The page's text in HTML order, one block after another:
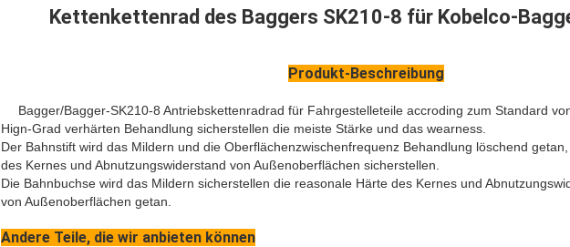
Kettenkettenrad des Baggers SK210-8 für Kobelco-
Produkt-Beschreibung
Bagger/Bagger-SK210-8 Antriebskettenradrad für Fahrgestelleteile accroding zum Standard
Hign-Grad verhärten Behandlung sicherstellen die meiste Stärke und das wearness.
Der Bahnstift wird das Mildern und die Oberflächenzwischenfrequenz Behandlung löschend
des Kernes und Abnutzungswiderstand von Außenoberflächen sicherstellen.
Die Bahnbuchse wird das Mildern sicherstellen die reasonale Härte des Kernes und
von Außenoberflächen getan.
Andere Teile, die wir anbieten können